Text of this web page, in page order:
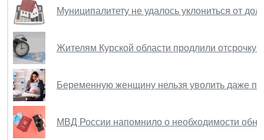
Муниципалитету не удалось уклониться от
Жителям Курской области продлили отсрочку
Беременную женщину нельзя уволить даже по
МВД России напомнило о необходимости